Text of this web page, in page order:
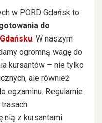
w PORD Gdańsk to
do
. W naszym
ogromną wagę do
kursantów – nie tylko
ale również
egzaminu. Regularnie
nią z kursantami